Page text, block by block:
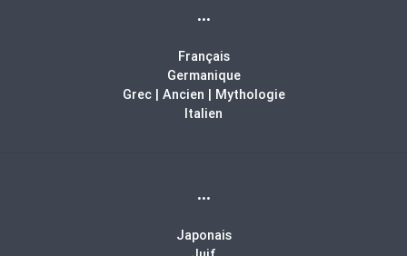
...
Français
Germanique
Grec | Ancien | Mythologie
Italien
...
Japonais